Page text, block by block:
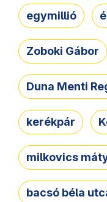
egymillió
Zoboki Gábor
Duna Menti
kerékpár
milkovics
bacsó béla